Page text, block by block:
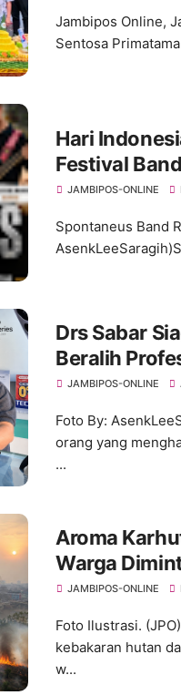
Jambipos Online,
Sentosa
Hari
Festival
Kreativitas di
Spontaneus
JAMBIPOS-ONLINE
Spontaneus Band
Drs Sabar
Beralih
JAMBIPOS-ONLINE
Foto By:
orang yang
...
Aroma
Warga
Kemarau
JAMBIPOS-ONLINE
Foto Ilustrasi.
kebakaran hutan
w...